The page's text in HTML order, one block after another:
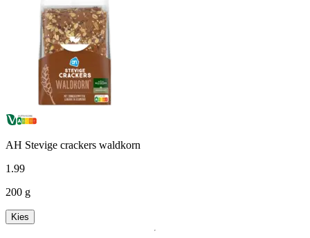
AH Stevige crackers waldkorn
1.99
200 g
Kies